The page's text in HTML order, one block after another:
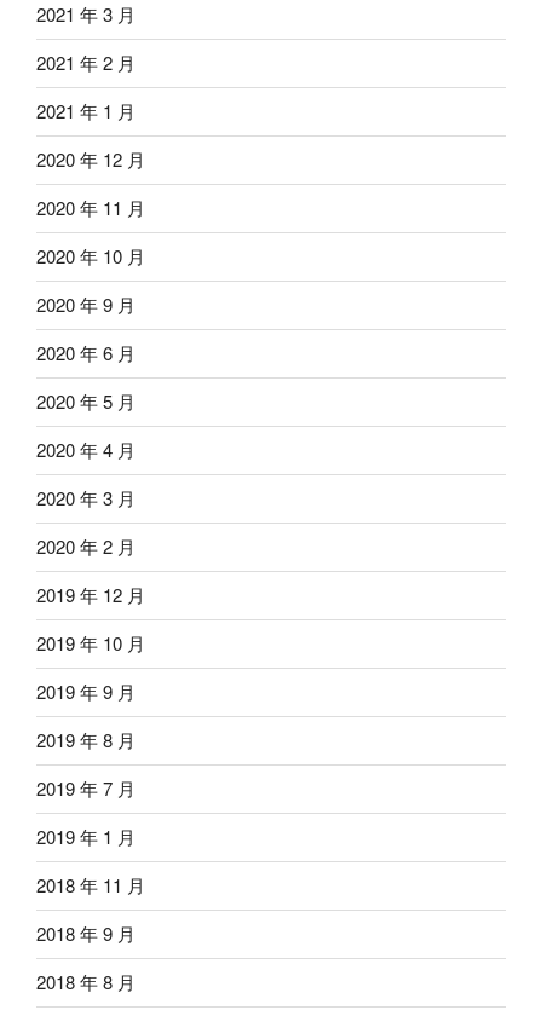
2021 年 3 月
2021 年 2 月
2021 年 1 月
2020 年 12 月
2020 年 11 月
2020 年 10 月
2020 年 9 月
2020 年 6 月
2020 年 5 月
2020 年 4 月
2020 年 3 月
2020 年 2 月
2019 年 12 月
2019 年 10 月
2019 年 9 月
2019 年 8 月
2019 年 7 月
2019 年 1 月
2018 年 11 月
2018 年 9 月
2018 年 8 月